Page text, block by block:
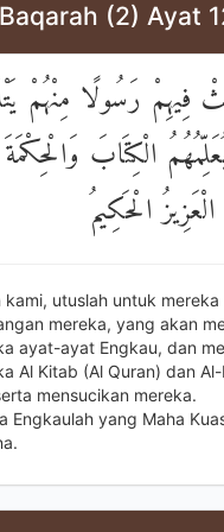
(2) Ayat
فِيهِمْ رَسُولًا مِنْهُمْ
الْكِتَابَ
الْحَكِيمُ
kami, utuslah untuk mereka
mereka, yang akan
ayat-ayat Engkau, dan
Al Kitab (Al Quran) dan
mensucikan mereka.
Engkaulah yang Maha